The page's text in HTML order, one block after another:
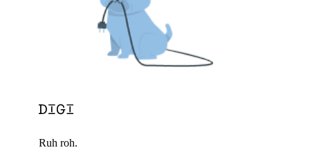
Ruh roh.